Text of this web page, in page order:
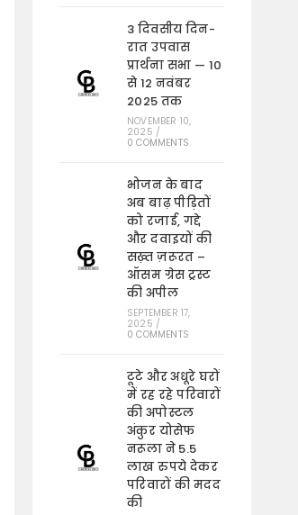
3 दिवसीय दिन-
रात उपवास
प्रार्थना सभा — 10
से 12 नवंबर
2025 तक
NOVEMBER 10,
2025 /
0 COMMENTS
भोजन के बाद
अब बाढ़ पीड़ितों
को रजाई, गद्दे
और दवाइयों की
सख़्त ज़रूरत –
ऑसम ग्रेस ट्रस्ट
की अपील
SEPTEMBER 17,
2025 /
0 COMMENTS
टूटे और अधूरे घरों
में रह रहे परिवारों
की अपोस्टल
अंकुर योसेफ
नरूला ने 5.5
लाख रुपये देकर
परिवारों की मदद
की